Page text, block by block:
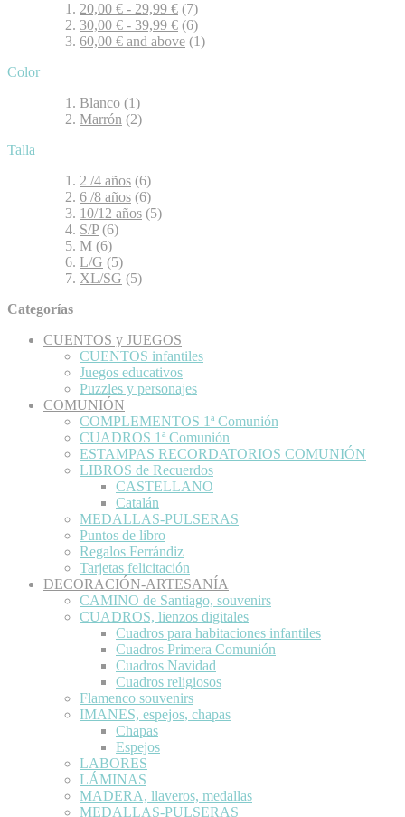
20,00 € - 29,99 € (7)
30,00 € - 39,99 € (6)
60,00 € and above (1)
Color
Blanco (1)
Marrón (2)
Talla
2 /4 años (6)
6 /8 años (6)
10/12 años (5)
S/P(6)
M (6)
L/G (5)
XL/SG (5)
Categorías
CUENTOS y JUEGOS
CUENTOS infantiles
Juegos educativos
Puzzles y personajes
COMUNIÓN
COMPLEMENTOS 1ª Comunión
CUADROS 1ª Comunión
ESTAMPAS RECORDATORIOS COMUNIÓN
LIBROS de Recuerdos
CASTELLANO
Catalán
MEDALLAS-PULSERAS
Puntos de libro
Regalos Ferrándiz
Tarjetas felicitación
DECORACIÓN-ARTESANÍA
CAMINO de Santiago, souvenirs
CUADROS, lienzos digitales
Cuadros para habitaciones infantiles
Cuadros Primera Comunión
Cuadros Navidad
Cuadros religiosos
Flamenco souvenirs
IMANES, espejos, chapas
Chapas
Espejos
LABORES
LÁMINAS
MADERA, llaveros, medallas
MEDALLAS-PULSERAS